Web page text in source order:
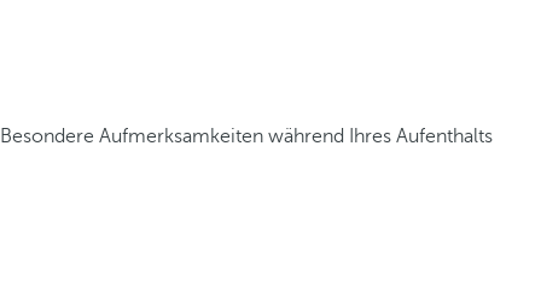
Besondere Aufmerksamkeiten während Ihres Aufenthalts